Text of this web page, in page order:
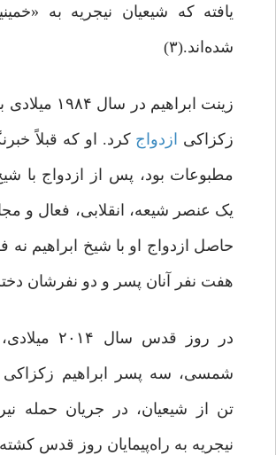
یافته که شیعیان نیجریه به
شده‌اند.(۳)
زینت ابراهیم در
زکزاکی
ازدواج کرد‌. او‌ که قبلاً
مطبوعات بود، پس از ازدواج با
یک عنصر شیعه، انقلابی، فعال و
حاصل ازدواج او با شیخ ابراهیم
هفت نفر آنان پسر و دو نفرشان
تن از شیعیان، در جریان حمله‌
نیجریه به راه‌پیمایان روز قدس